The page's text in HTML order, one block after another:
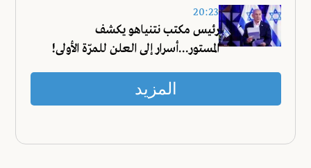
20:23
رئيس مكتب نتنياهو يكشف
المستور...أسرار إلى العلن للمرّة الأولى!
المزيد